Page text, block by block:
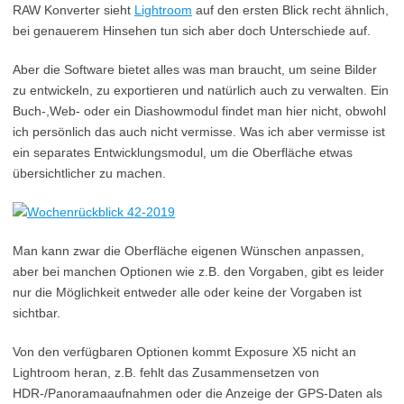
RAW Konverter sieht Lightroom auf den ersten Blick recht ähnlich,
bei genauerem Hinsehen tun sich aber doch Unterschiede auf.
Aber die Software bietet alles was man braucht, um seine Bilder
zu entwickeln, zu exportieren und natürlich auch zu verwalten. Ein
Buch-,Web- oder ein Diashowmodul findet man hier nicht, obwohl
ich persönlich das auch nicht vermisse. Was ich aber vermisse ist
ein separates Entwicklungsmodul, um die Oberfläche etwas
übersichtlicher zu machen.
Man kann zwar die Oberfläche eigenen Wünschen anpassen,
aber bei manchen Optionen wie z.B. den Vorgaben, gibt es leider
nur die Möglichkeit entweder alle oder keine der Vorgaben ist
sichtbar.
Von den verfügbaren Optionen kommt Exposure X5 nicht an
Lightroom heran, z.B. fehlt das Zusammensetzen von
HDR-/Panoramaaufnahmen oder die Anzeige der GPS-Daten als